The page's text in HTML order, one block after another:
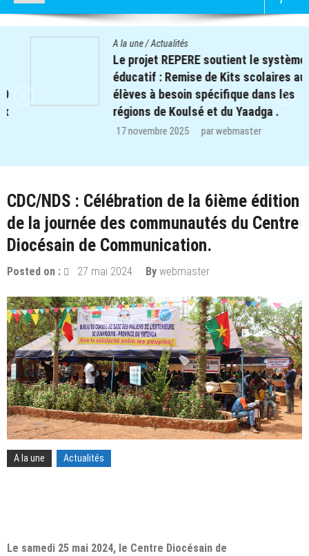
A la une/Actualités
Le projet REPERE soutient le système
éducatif : Remise de Kits scolaires aux
élèves à besoin spécifique dans les
régions de Koulsé et du Yaadga .
17 novembre 2025 par webmaster
CDC/NDS : Célébration de la 6ième édition
de la journée des communautés du Centre
Diocésain de Communication.
Posted on : 27 mai 2024 By webmaster
A la une Actualités
Le samedi 25 mai 2024, le Centre Diocésain de